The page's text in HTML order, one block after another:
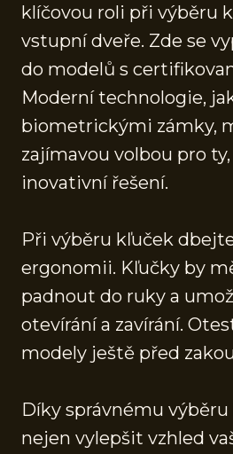
klíčovou roli při výběru
vstupní dveře. Zde se
do modelů s
Moderní technologie,
biometrickými zámky,
zajímavou volbou pro
inovativní řešení.
Při výběru kľuček
ergonomii. Kľučky by
padnout do ruky a
otevírání a zavírání.
modely ještě před
Díky správnému
nejen vylepšit vzhled